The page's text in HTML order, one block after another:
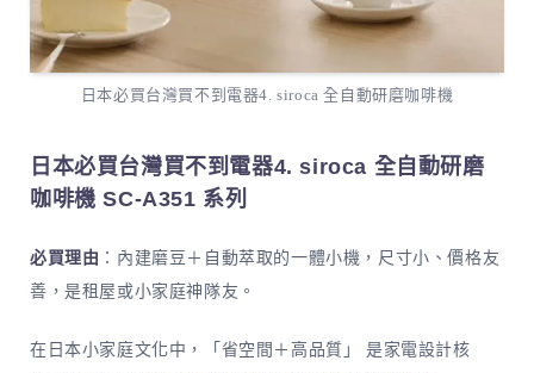
日本必買台灣買不到電器4. siroca 全自動研磨咖啡機
日本必買台灣買不到電器4. siroca 全自動研磨
咖啡機 SC-A351 系列
必買理由 ：內建磨豆＋自動萃取的一體小機，尺寸小、價格友
善，是租屋或小家庭神隊友。
在日本小家庭文化中，「省空間＋高品質」 是家電設計核